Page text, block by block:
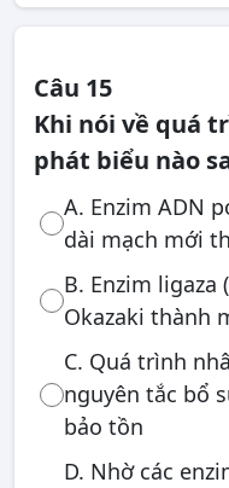
Câu 15
Khi nói về quá
phát biểu nào
A. Enzim ADN
dài mạch mới
B. Enzim ligaza
Okazaki thành
C. Quá trình
nguyên tắc bổ
bảo tồn
D. Nhờ các